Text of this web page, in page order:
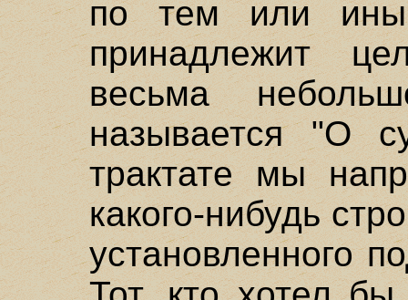
по тем или
принадлежит
весьма
называется "О
трактате мы
какого-нибудь
установленного